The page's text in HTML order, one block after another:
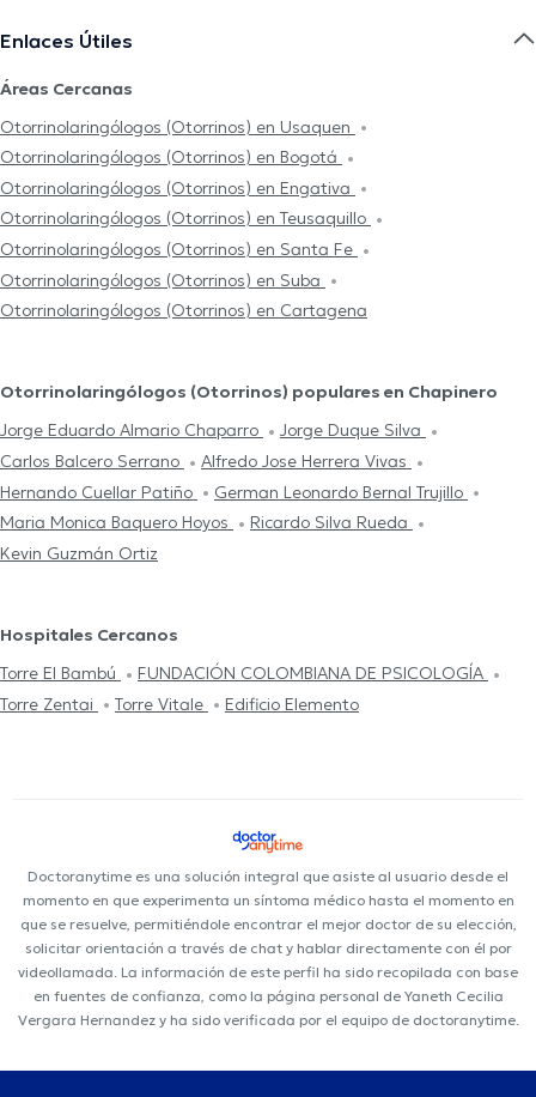
Enlaces Útiles
Áreas Cercanas
Otorrinolaringólogos (Otorrinos) en Usaquen
Otorrinolaringólogos (Otorrinos) en Bogotá
Otorrinolaringólogos (Otorrinos) en Engativa
Otorrinolaringólogos (Otorrinos) en Teusaquillo
Otorrinolaringólogos (Otorrinos) en Santa Fe
Otorrinolaringólogos (Otorrinos) en Suba
Otorrinolaringólogos (Otorrinos) en Cartagena
Otorrinolaringólogos (Otorrinos) populares en Chapinero
Jorge Eduardo Almario Chaparro
Jorge Duque Silva
Carlos Balcero Serrano
Alfredo Jose Herrera Vivas
Hernando Cuellar Patiño
German Leonardo Bernal Trujillo
Maria Monica Baquero Hoyos
Ricardo Silva Rueda
Kevin Guzmán Ortiz
Hospitales Cercanos
Torre El Bambú
FUNDACIÓN COLOMBIANA DE PSICOLOGÍA
Torre Zentai
Torre Vitale Edificio Elemento
Doctoranytime es una solución integral que asiste al usuario desde el
momento en que experimenta un síntoma médico hasta el momento en
que se resuelve, permitiéndole encontrar el mejor doctor de su elección,
solicitar orientación a través de chat y hablar directamente con él por
videollamada. La información de este perfil ha sido recopilada con base
en fuentes de confianza, como la página personal de Yaneth Cecilia
Vergara Hernandez y ha sido verificada por el equipo de doctoranytime.